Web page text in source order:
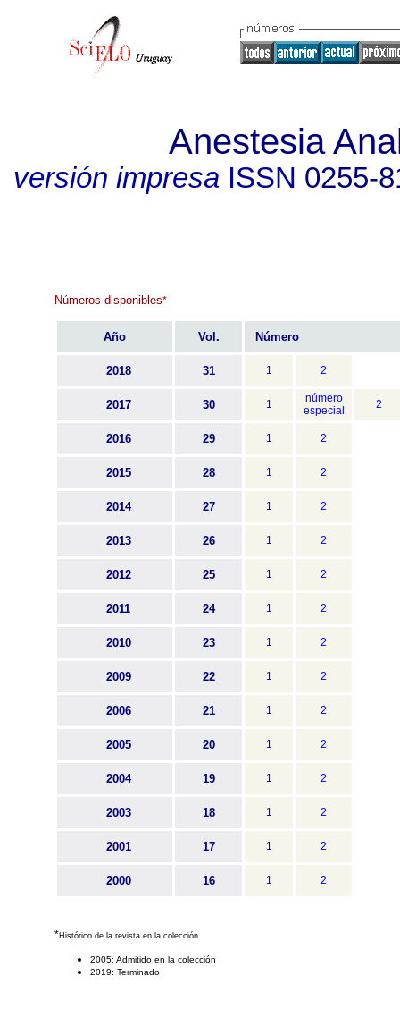
Anestesia
versión impresaISSN 0255-
Números disponibles*
Año Vol. Número
2018 31 1 2
2017 30 1
número
especial
2
2016 29 1 2
2015 28 1 2
2014 27 1 2
2013 26 1 2
2012 25 1 2
2011 24 1 2
2010 23 1 2
2009 22 1 2
2006 21 1 2
2005 20 1 2
2004 19 1 2
2003 18 1 2
2001 17 1 2
2000 16 1 2
*Histórico de la revista en la colección
2005: Admitido en la colección
2019: Terminado